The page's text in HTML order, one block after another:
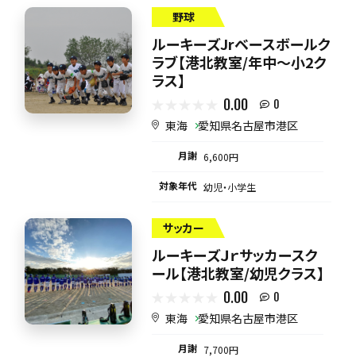
野球
ルーキーズJrベースボールク
ラブ【港北教室/年中～小2ク
ラス】
0.00 0
東海 愛知県名古屋市港区
月謝 6,600円
対象年代 幼児・小学生
サッカー
ルーキーズＪｒサッカースク
ール【港北教室/幼児クラス】
0.00 0
東海 愛知県名古屋市港区
月謝 7,700円